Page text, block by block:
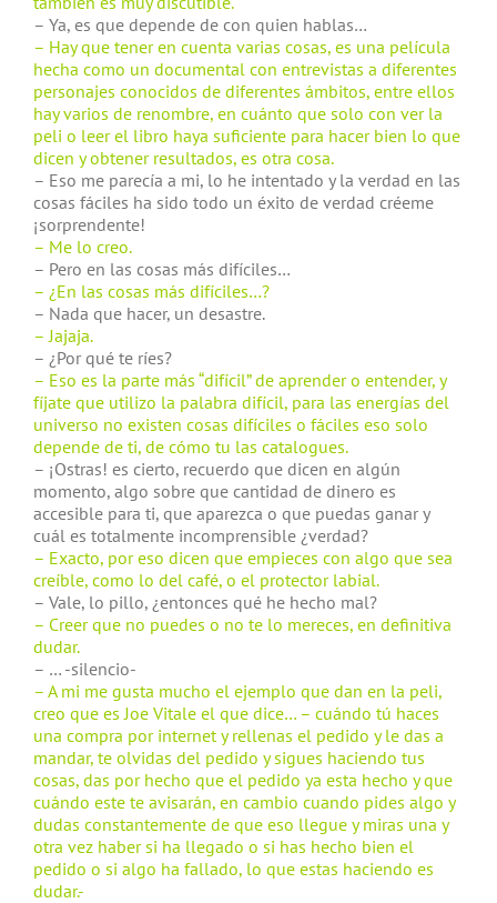
– Ya, es que depende de con quien hablas…
– Hay que tener en cuenta varias cosas, es una película
hecha como un documental con entrevistas a diferentes
personajes conocidos de diferentes ámbitos, entre ellos
hay varios de renombre, en cuánto que solo con ver la
peli o leer el libro haya suficiente para hacer bien lo que
dicen y obtener resultados, es otra cosa.
– Eso me parecía a mi, lo he intentado y la verdad en las
cosas fáciles ha sido todo un éxito de verdad créeme
¡sorprendente!
– Me lo creo.
– Pero en las cosas más difíciles…
– ¿En las cosas más difíciles…?
– Nada que hacer, un desastre.
– Jajaja.
– ¿Por qué te ríes?
– Eso es la parte más “difícil” de aprender o entender, y
fíjate que utilizo la palabra difícil, para las energías del
universo no existen cosas difíciles o fáciles eso solo
depende de ti, de cómo tu las catalogues.
– ¡Ostras! es cierto, recuerdo que dicen en algún
momento, algo sobre que cantidad de dinero es
accesible para ti, que aparezca o que puedas ganar y
cuál es totalmente incomprensible ¿verdad?
– Exacto, por eso dicen que empieces con algo que sea
creíble, como lo del café, o el protector labial.
– Vale, lo pillo, ¿entonces qué he hecho mal?
– Creer que no puedes o no te lo mereces, en definitiva
dudar.
– … -silencio-
– A mi me gusta mucho el ejemplo que dan en la peli,
creo que es Joe Vitale el que dice… – cuándo tú haces
una compra por internet y rellenas el pedido y le das a
mandar, te olvidas del pedido y sigues haciendo tus
cosas, das por hecho que el pedido ya esta hecho y que
cuándo este te avisarán, en cambio cuando pides algo y
dudas constantemente de que eso llegue y miras una y
otra vez haber si ha llegado o si has hecho bien el
pedido o si algo ha fallado, lo que estas haciendo es
dudar.-